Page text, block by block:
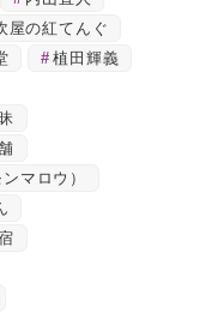
屋の紅てんぐ
植田輝義
マロウ）